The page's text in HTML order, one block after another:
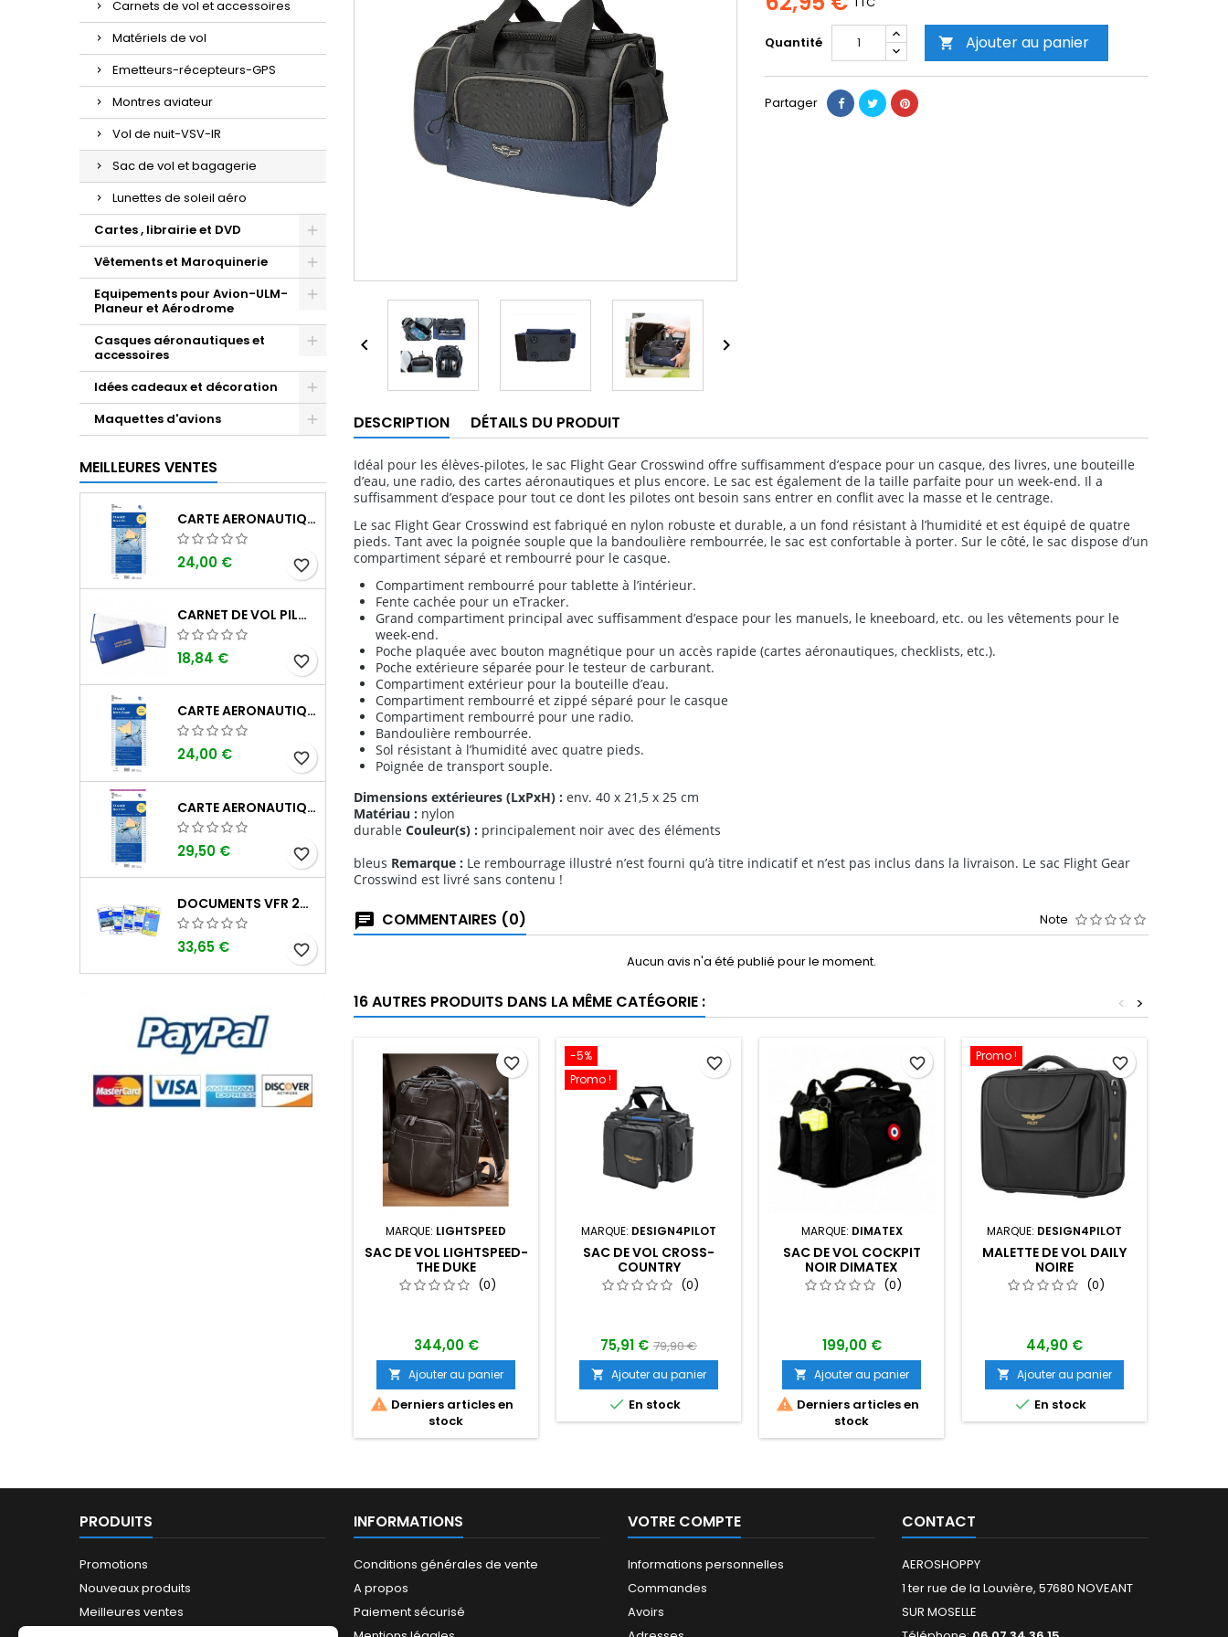
Carnets de vol et accessoires
Matériels de vol
Emetteurs-récepteurs-GPS
Montres aviateur
Vol de nuit-VSV-IR
Sac de vol et bagagerie
Lunettes de soleil aéro
Cartes , librairie et DVD
Vêtements et Maroquinerie
Equipements pour Avion-ULM-
Planeur et Aérodrome
Casques aéronautiques et
accessoires
Idées cadeaux et décoration
Maquettes d'avions
MEILLEURES VENTES
CARTE AERONAUTIQUE OACI SIA FRANCE NORD EST 2026 AU 1/500 000
24,00 € favorite_border
CARNET DE VOL PILOTE EASA "AVIONS/HÉLICOPTÈRES" DGAC
18,84 € favorite_border
CARTE AERONAUTIQUE OACI SIA FRANCE NORD OUEST 2026 AU 1/500 000
24,00 € favorite_border
CARTE AERONAUTIQUE OACI SIA FRANCE NORD EST 2026 PLASTIFIÉE AU 1/500 000
29,50 € favorite_border
DOCUMENTS VFR 2026 SIA EDITION 1
33,65 € favorite_border
 
Quantité  Ajouter au panier
Partager
DESCRIPTION DÉTAILS DU PRODUIT
Idéal pour les élèves-pilotes, le sac Flight Gear Crosswind offre suffisamment d’espace pour un casque, des livres, une bouteille
d’eau, une radio, des cartes aéronautiques et plus encore. Le sac est également de la taille parfaite pour un week-end. Il a
suffisamment d’espace pour tout ce dont les pilotes ont besoin sans entrer en conflit avec la masse et le centrage.
Le sac Flight Gear Crosswind est fabriqué en nylon robuste et durable, a un fond résistant à l’humidité et est équipé de quatre
pieds. Tant avec la poignée souple que la bandoulière rembourrée, le sac est confortable à porter. Sur le côté, le sac dispose d’un
compartiment séparé et rembourré pour le casque.
Compartiment rembourré pour tablette à l’intérieur.
Fente cachée pour un eTracker.
Grand compartiment principal avec suffisamment d’espace pour les manuels, le kneeboard, etc. ou les vêtements pour le
week-end.
Poche plaquée avec bouton magnétique pour un accès rapide (cartes aéronautiques, checklists, etc.).
Poche extérieure séparée pour le testeur de carburant.
Compartiment extérieur pour la bouteille d’eau.
Compartiment rembourré et zippé séparé pour le casque
Compartiment rembourré pour une radio.
Bandoulière rembourrée.
Sol résistant à l’humidité avec quatre pieds.
Poignée de transport souple.
Dimensions extérieures (LxPxH) : env. 40 x 21,5 x 25 cm
Matériau : nylon
durable Couleur(s) : principalement noir avec des éléments
bleus Remarque : Le rembourrage illustré n’est fourni qu’à titre indicatif et n’est pas inclus dans la livraison. Le sac Flight Gear
Crosswind est livré sans contenu !
COMMENTAIRES (0) Note
Aucun avis n'a été publié pour le moment.
16 AUTRES PRODUITS DANS LA MÊME CATÉGORIE : >
<
MARQUE: LIGHTSPEED
SAC DE VOL LIGHTSPEED-
THE DUKE
(0)
344,00 €
 Ajouter au panier
 Derniers articles en
stock
favorite_border
-5%
Promo !
MARQUE: DESIGN4PILOT
SAC DE VOL CROSS-
COUNTRY
(0)
75,91 € 79,90 €
 Ajouter au panier
 En stock
favorite_border
MARQUE: DIMATEX
SAC DE VOL COCKPIT
NOIR DIMATEX
(0)
199,00 €
 Ajouter au panier
 Derniers articles en
stock
favorite_border Promo !
MARQUE: DESIGN4PILOT
MALETTE DE VOL DAILY
NOIRE
(0)
44,90 €
 Ajouter au panier
 En stock
favorite_border
PRODUITS
Promotions
Nouveaux produits
Meilleures ventes
INFORMATIONS
Conditions générales de vente
A propos
Paiement sécurisé
VOTRE COMPTE
Informations personnelles
Commandes
Avoirs
CONTACT
AEROSHOPPY
1 ter rue de la Louvière, 57680 NOVEANT
SUR MOSELLE